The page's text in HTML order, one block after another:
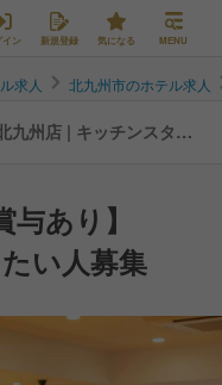
イン 新規登録 気になる MENU
求人 北九州市のホテル求人
九州店 | キッチンスタッ
与あり】
い人募集